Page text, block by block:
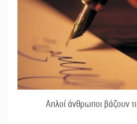
Απλοί άνθρωποι βάζουν